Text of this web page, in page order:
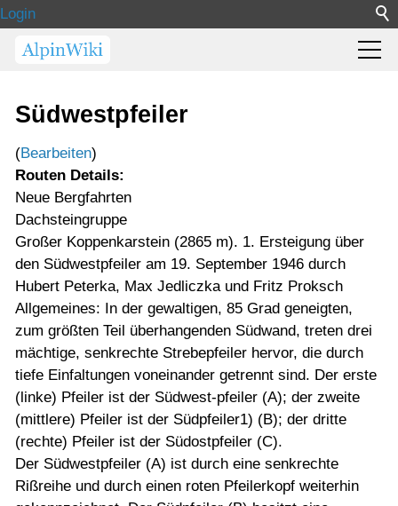
Login
Südwestpfeiler
(Bearbeiten)
Routen Details:
Neue Bergfahrten
Dachsteingruppe
Großer Koppenkarstein (2865 m). 1. Ersteigung über
den Südwestpfeiler am 19. September 1946 durch
Hubert Peterka, Max Jedliczka und Fritz Proksch
Allgemeines: In der gewaltigen, 85 Grad geneigten,
zum größten Teil überhangenden Südwand, treten drei
mächtige, senkrechte Strebepfeiler hervor, die durch
tiefe Einfaltungen voneinander getrennt sind. Der erste
(linke) Pfeiler ist der Südwest-pfeiler (A); der zweite
(mittlere) Pfeiler ist der Südpfeiler1) (B); der dritte
(rechte) Pfeiler ist der Südostpfeiler (C).
Der Südwestpfeiler (A) ist durch eine senkrechte
Rißreihe und durch einen roten Pfeilerkopf weiterhin